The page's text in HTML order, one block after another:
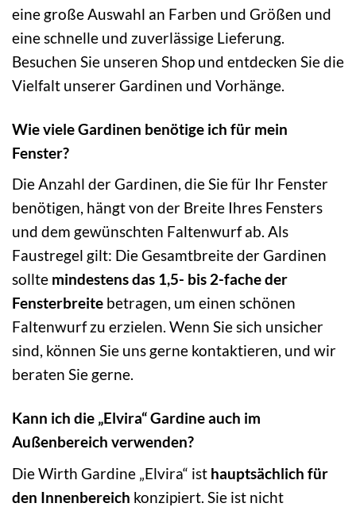
eine große Auswahl an Farben und Größen und
eine schnelle und zuverlässige Lieferung.
Besuchen Sie unseren Shop und entdecken Sie die
Vielfalt unserer Gardinen und Vorhänge.
Wie viele Gardinen benötige ich für mein
Fenster?
Die Anzahl der Gardinen, die Sie für Ihr Fenster
benötigen, hängt von der Breite Ihres Fensters
und dem gewünschten Faltenwurf ab. Als
Faustregel gilt: Die Gesamtbreite der Gardinen
sollte mindestens das 1,5- bis 2-fache der
Fensterbreite betragen, um einen schönen
Faltenwurf zu erzielen. Wenn Sie sich unsicher
sind, können Sie uns gerne kontaktieren, und wir
beraten Sie gerne.
Kann ich die „Elvira“ Gardine auch im
Außenbereich verwenden?
Die Wirth Gardine „Elvira“ ist hauptsächlich für
den Innenbereich konzipiert. Sie ist nicht